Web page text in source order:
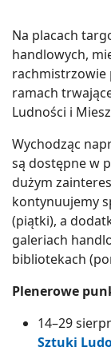
Na placach
handlowych,
rachmistrzowie
ramach
Ludności i
Wychodząc
są dostępne w
dużym
kontynuujemy
(piątki), a
galeriach
bibliotekach
Plenerowe
14–29
Sztuki